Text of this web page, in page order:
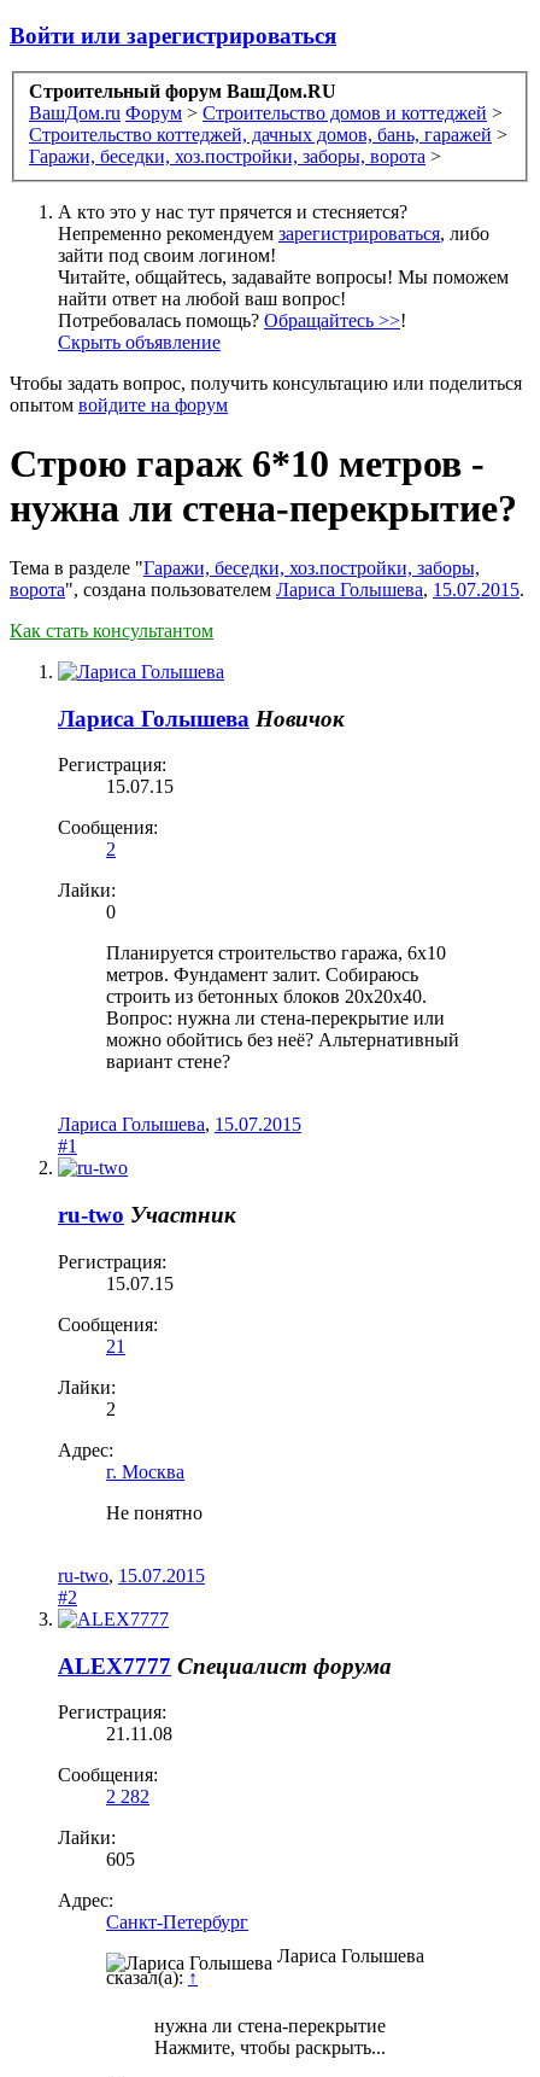
Войти или зарегистрироваться
Строительный форум ВашДом.RU
ВашДом.ru Форум > Строительство домов и коттеджей >
Строительство коттеджей, дачных домов, бань, гаражей >
Гаражи, беседки, хоз.постройки, заборы, ворота >
А кто это у нас тут прячется и стесняется?
Непременно рекомендуем зарегистрироваться, либо
зайти под своим логином!
Читайте, общайтесь, задавайте вопросы! Мы поможем
найти ответ на любой ваш вопрос!
Потребовалась помощь? Обращайтесь >>!
Скрыть объявление
Чтобы задать вопрос, получить консультацию или поделиться
опытом войдите на форум
Строю гараж 6*10 метров -
нужна ли стена-перекрытие?
Тема в разделе "Гаражи, беседки, хоз.постройки, заборы,
ворота", создана пользователем Лариса Голышева, 15.07.2015.
Как стать консультантом
Лариса Голышева Новичок
Регистрация:
15.07.15
Сообщения:
2
Лайки:
0
Планируется строительство гаража, 6х10
метров. Фундамент залит. Собираюсь
строить из бетонных блоков 20х20х40.
Вопрос: нужна ли стена-перекрытие или
можно обойтись без неё? Альтернативный
вариант стене?
Лариса Голышева, 15.07.2015
#1
ru-two Участник
Регистрация:
15.07.15
Сообщения:
21
Лайки:
2
Адрес:
г. Москва
Не понятно
ru-two, 15.07.2015
#2
ALEX7777 Специалист форума
Регистрация:
21.11.08
Сообщения:
2 282
Лайки:
605
Адрес:
Санкт-Петербург
Лариса Голышева
сказал(а): ↑
нужна ли стена-перекрытие
Нажмите, чтобы раскрыть...